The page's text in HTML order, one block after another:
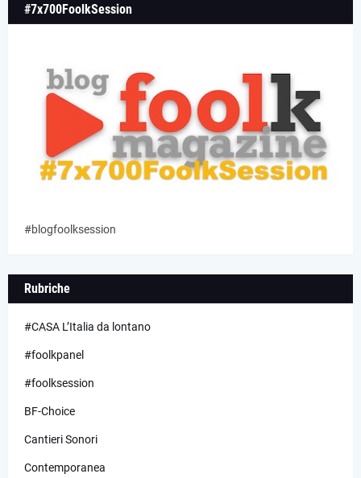
#7x700FoolkSession
#blogfoolksession
Rubriche
#CASA L’Italia da lontano
#foolkpanel
#foolksession
BF-Choice
Cantieri Sonori
Contemporanea